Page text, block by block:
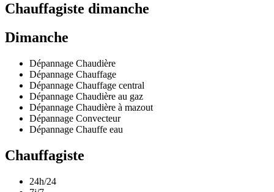
Chauffagiste dimanche
Dimanche
Dépannage Chaudière
Dépannage Chauffage
Dépannage Chauffage central
Dépannage Chaudière au gaz
Dépannage Chaudière à mazout
Dépannage Convecteur
Dépannage Chauffe eau
Chauffagiste
24h/24